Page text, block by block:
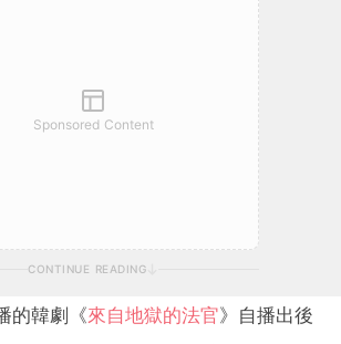
Sponsored Content
CONTINUE READING
的韓劇《來自地獄的法官》自播出後